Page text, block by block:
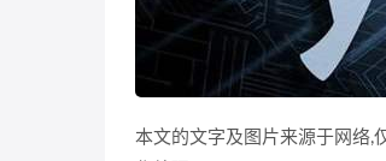
本文的文字及图片来源于网络,